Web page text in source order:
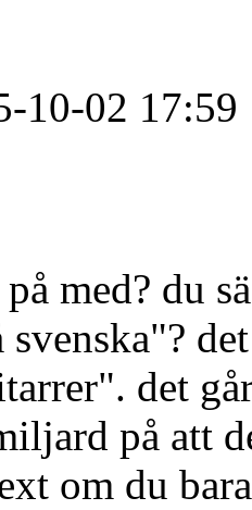
10-02 17:59
med? du
det
på att
om du